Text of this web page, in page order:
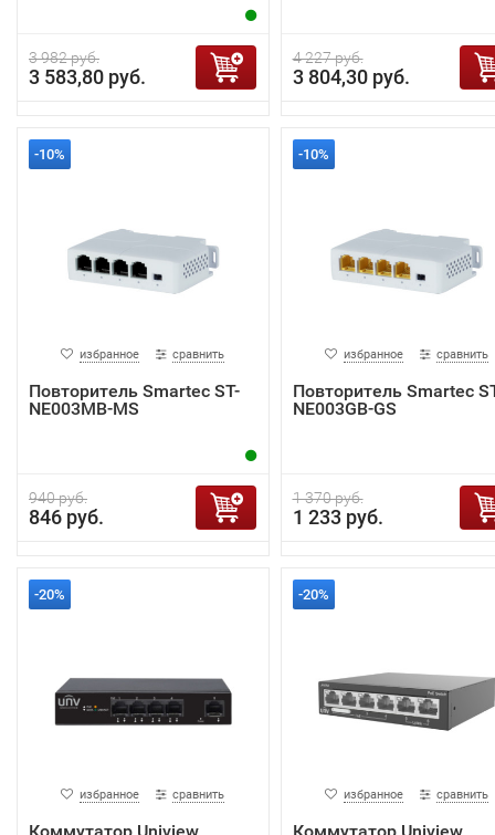
3 982 руб.
3 583,80 руб.
4 227 руб.
3 804,30 руб.
-10%
избранное сравнить
Повторитель Smartec ST-
NE003MB-MS
940 руб.
846 руб.
-10%
избранное сравнить
Повторитель Smartec
NE003GB-GS
1 370 руб.
1 233 руб.
-20%
избранное сравнить
-20%
избранное сравнить